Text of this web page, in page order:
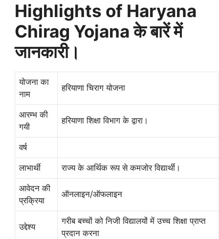
Highlights of Haryana
Chirag Yojana के बारें में
जानकारी।
योजना का
नाम
हरियाणा चिराग योजना
आरम्भ की
गयी
हरियाणा शिक्षा विभाग के द्वारा।
वर्ष
लाभार्थी राज्य के आर्थिक रूप से कमजोर विद्यार्थी।
आवेदन की
प्रक्रिया
ऑनलाइन/ऑफलाइन
उद्देश्य
गरीब बच्चों को निजी विद्यालयों में उच्च शिक्षा प्राप्त
प्रदान करना